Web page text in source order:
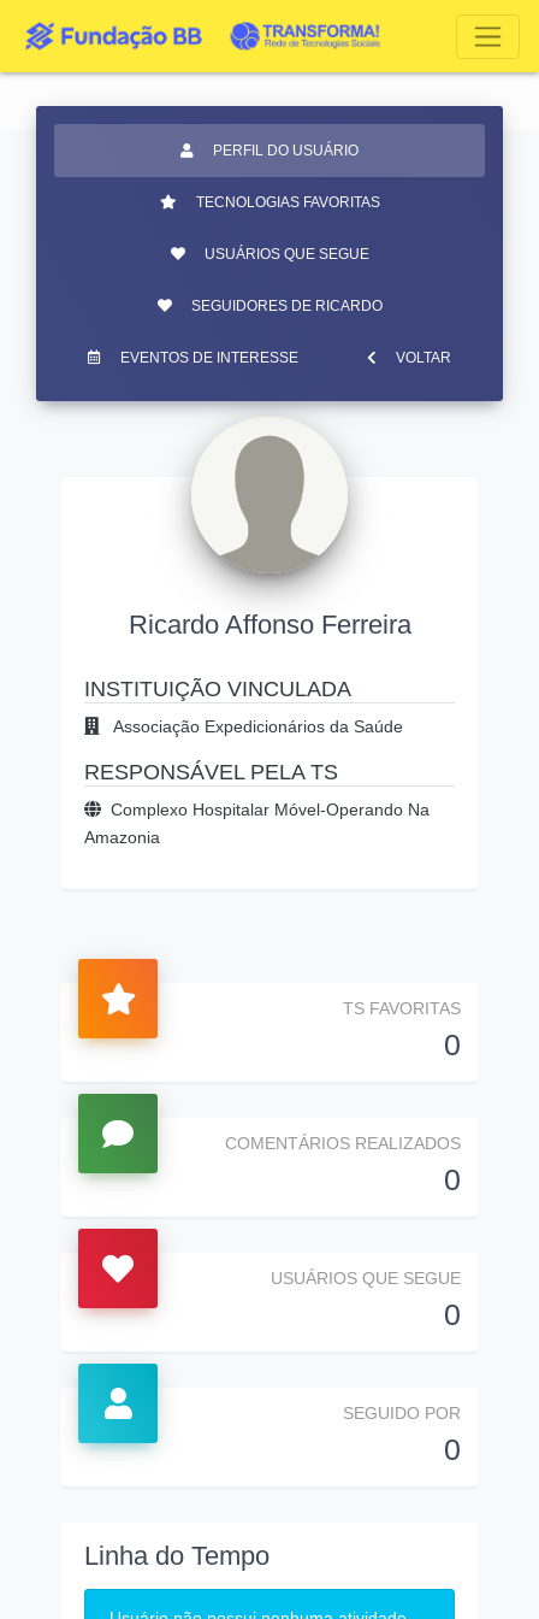
PERFIL DO USUÁRIO
TECNOLOGIAS FAVORITAS
USUÁRIOS QUE SEGUE
SEGUIDORES DE RICARDO
EVENTOS DE INTERESSE VOLTAR
Ricardo Affonso Ferreira
INSTITUIÇÃO VINCULADA
Associação Expedicionários da Saúde
RESPONSÁVEL PELA TS
Complexo Hospitalar Móvel-Operando Na
Amazonia
TS FAVORITAS
0
COMENTÁRIOS REALIZADOS
0
USUÁRIOS QUE SEGUE
0
SEGUIDO POR
0
Linha do Tempo